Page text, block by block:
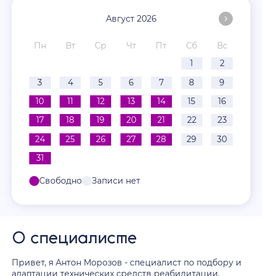
Август 2026
Пн Вт Ср Чт Пт Сб
Вс
1
2
3
4 5 6 7 8
9
10
11 12 13 14 15
16
17
18 19 20 21 22
23
24
25 26 27 28 29
30
31
Свободно Записи нет
О специалисте
Привет, я Антон Морозов - специалист по подбору и
адаптации технических средств реабилитации.